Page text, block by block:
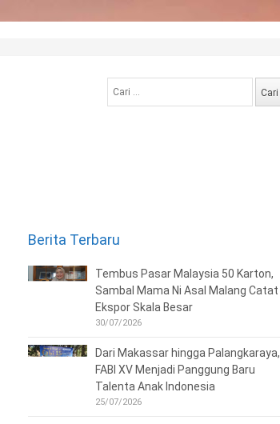
untuk:
Berita Terbaru
Tembus Pasar Malaysia 50 Karton,
Sambal Mama Ni Asal Malang Catat
Ekspor Skala Besar
30/07/2026
Dari Makassar hingga Palangkaraya,
FABI XV Menjadi Panggung Baru
Talenta Anak Indonesia
25/07/2026